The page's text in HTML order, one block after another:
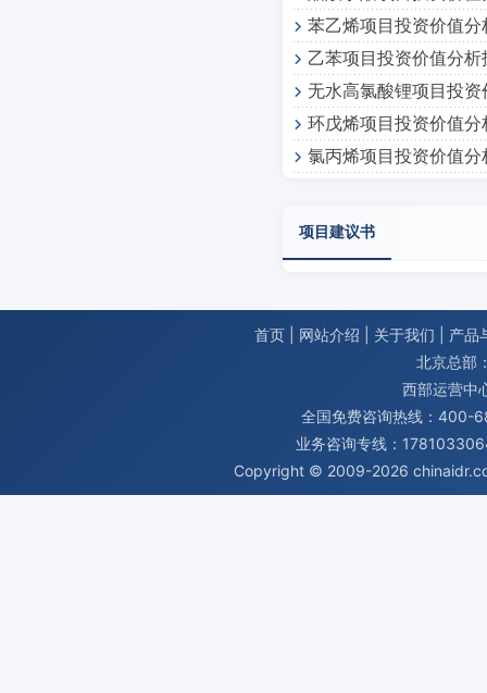
苯乙烯项目投资价值分
乙苯项目投资价值分析
无水高氯酸锂项目投
环戊烯项目投资价值分
氯丙烯项目投资价值分
项目建议书
首页 网站介绍 关于我们
产品
北京总部
西部运营中
全国免费咨询热线：400-
业务咨询专线：
Copyright © 2009-2026